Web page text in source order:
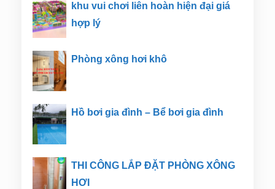
khu vui chơi liên hoàn hiện đại giá
hợp lý
Phòng xông hơi khô
Hồ bơi gia đình – Bể bơi gia đình
THI CÔNG LẮP ĐẶT PHÒNG XÔNG
HƠI